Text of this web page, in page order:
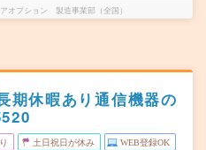
オプション 製造事業部（全国）
期休暇あり通信機器の
土日祝日が休み WEB登録OK